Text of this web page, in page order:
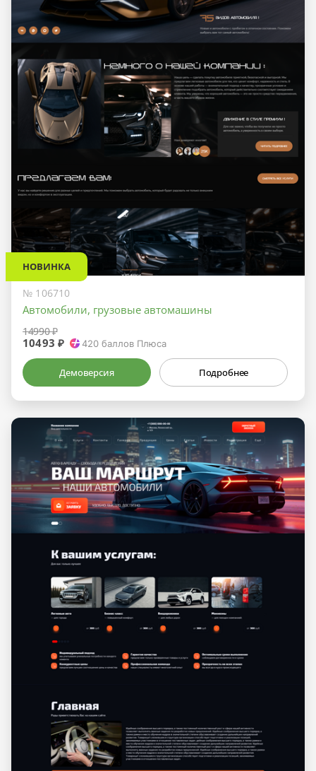
НОВИНКА
№ 106710
Автомобили, грузовые автомашины
14990 ₽
10493 ₽ 420 баллов Плюса
Демоверсия Подробнее